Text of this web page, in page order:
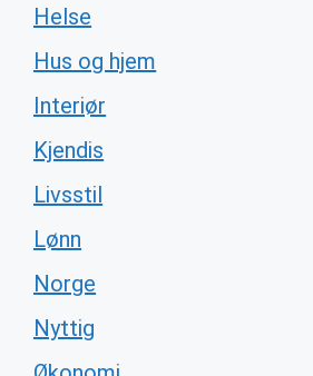
Helse
Hus og hjem
Interiør
Kjendis
Livsstil
Lønn
Norge
Nyttig